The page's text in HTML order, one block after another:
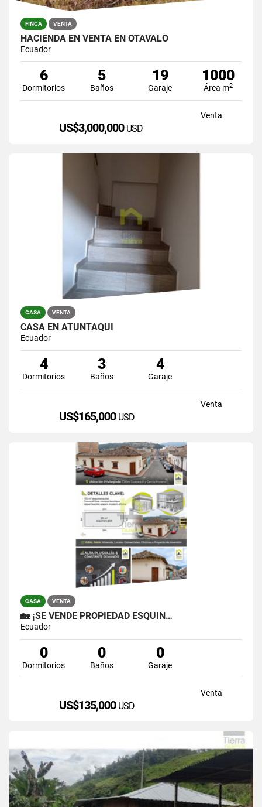
FINCA VENTA
HACIENDA EN VENTA EN OTAVALO
Ecuador
6
Dormitorios
5
Baños
19
Garaje
1000
Área m2
Venta
US$3,000,000 USD
CASA VENTA
CASA EN ATUNTAQUI
Ecuador
4
Dormitorios
3
Baños
4
Garaje
Venta
US$165,000 USD
CASA VENTA
🏡 ¡SE VENDE PROPIEDAD ESQUIN…
Ecuador
0
Dormitorios
0
Baños
0
Garaje
Venta
US$135,000 USD